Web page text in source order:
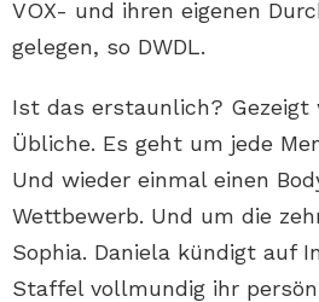
VOX- und ihren eigenen
gelegen, so DWDL.
Ist das erstaunlich? Gezeigt
Übliche. Es geht um jede
Und wieder einmal einen
Wettbewerb. Und um die
Sophia. Daniela kündigt auf
Staffel vollmundig ihr